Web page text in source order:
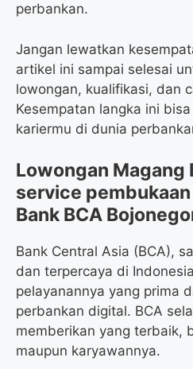
perbankan.
Jangan lewatkan
artikel ini sampai selesai
lowongan, kualifikasi, dan
Kesempatan langka ini
kariermu di dunia
Lowongan
service
Bank BCA
Bank Central Asia (BCA),
dan terpercaya di
pelayanannya yang prima
perbankan digital. BCA
memberikan yang terbaik,
maupun karyawannya.